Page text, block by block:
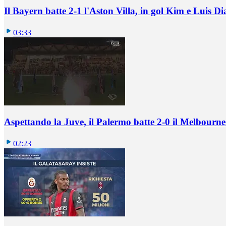
Il Bayern batte 2-1 l'Aston Villa, in gol Kim e Luis
03:33
Aspettando la Juve, il Palermo batte 2-0 il
02:23